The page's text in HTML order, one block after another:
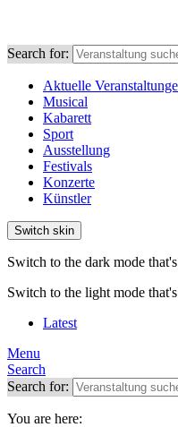
Search for:
Aktuelle
Musical
Kabarett
Sport
Ausstellung
Festivals
Konzerte
Künstler
Switch skin
Switch to the dark mode
Switch to the light mode
Latest
Menu
Search
Search for:
You are here: